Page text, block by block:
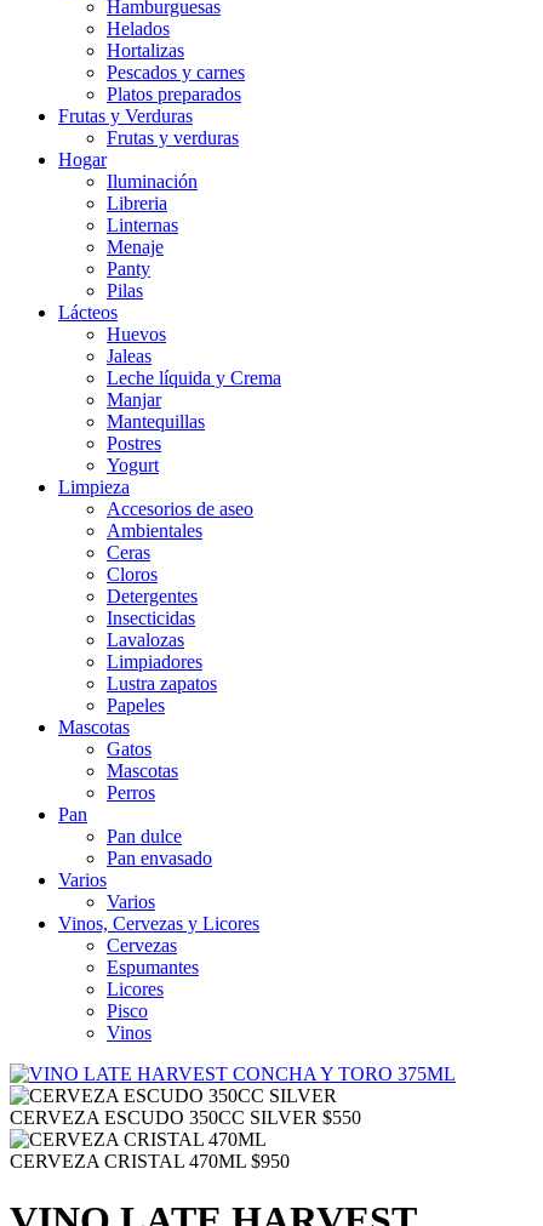
Hamburguesas
Helados
Hortalizas
Pescados y carnes
Platos preparados
Frutas y Verduras
Frutas y verduras
Hogar
Iluminación
Libreria
Linternas
Menaje
Panty
Pilas
Lácteos
Huevos
Jaleas
Leche líquida y Crema
Manjar
Mantequillas
Postres
Yogurt
Limpieza
Accesorios de aseo
Ambientales
Ceras
Cloros
Detergentes
Insecticidas
Lavalozas
Limpiadores
Lustra zapatos
Papeles
Mascotas
Gatos
Mascotas
Perros
Pan
Pan dulce
Pan envasado
Varios
Varios
Vinos, Cervezas y Licores
Cervezas
Espumantes
Licores
Pisco
Vinos
CERVEZA ESCUDO 350CC SILVER $550
CERVEZA CRISTAL 470ML $950